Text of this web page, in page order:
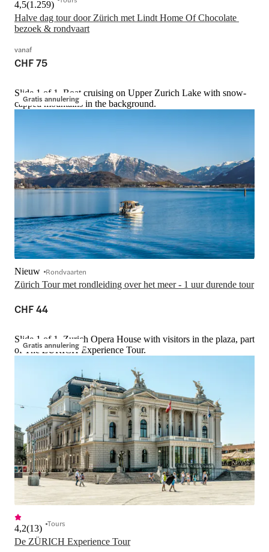
Halve dag tour door Zürich met Lindt Home Of Chocolate
bezoek & rondvaart
4,5(1.259)
vanaf
CHF 75
Gratis annulering
Slide 1 of 1, Boat cruising on Upper Zurich Lake with snow-
capped mountains in the background.
Zürich Tour met rondleiding over het meer - 1 uur durende tour
Nieuw Rondvaarten
CHF 44
Gratis annulering
Slide 1 of 1, Zurich Opera House with visitors in the plaza, part
of The ZURICH Experience Tour.
De ZÜRICH Experience Tour
4,2(13) Tours